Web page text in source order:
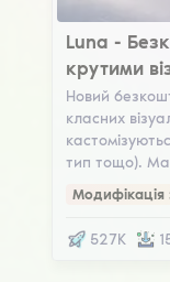
Luna -
крутими
Новий
класних
тип тощо).
Модифікація
527K